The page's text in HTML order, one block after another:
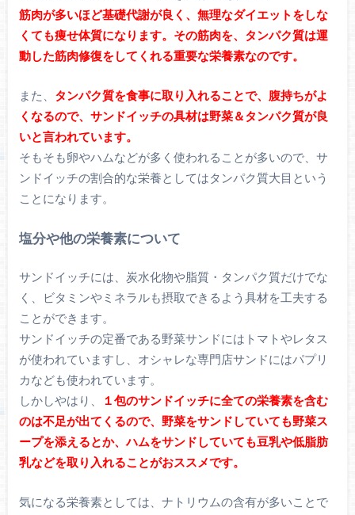
筋肉が多いほど基礎代謝が良く、無理なダイエットをしな
くても痩せ体質になります。その筋肉を、タンパク質は運
動した筋肉修復をしてくれる重要な栄養素なのです。
また、 タンパク質を食事に取り入れることで、腹持ちがよ
くなるので、サンドイッチの具材は野菜＆タンパク質が良
いと言われています。
そもそも卵やハムなどが多く使われることが多いので、サ
ンドイッチの割合的な栄養としてはタンパク質大目という
ことになります。
塩分や他の栄養素について
サンドイッチには、炭水化物や脂質・タンパク質だけでな
く、ビタミンやミネラルも摂取できるよう具材を工夫する
ことができます。
サンドイッチの定番である野菜サンドにはトマトやレタス
が使われていますし、オシャレな専門店サンドにはパプリ
カなども使われています。
しかしやはり、
１包のサンドイッチに全ての栄養素を含む
のは不足が出てくるので、野菜をサンドしていても野菜ス
ープを添えるとか、ハムをサンドしていても豆乳や低脂肪
乳などを取り入れることがおススメです。
気になる栄養素としては、ナトリウムの含有が多いことで